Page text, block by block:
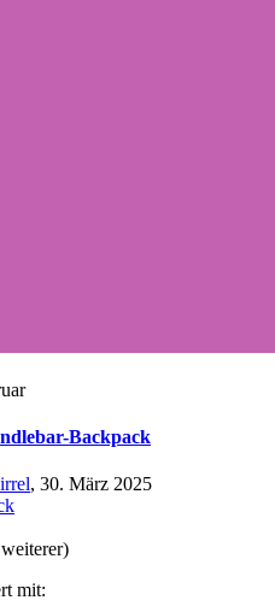
Backpack
, 30. März 2025
mit: